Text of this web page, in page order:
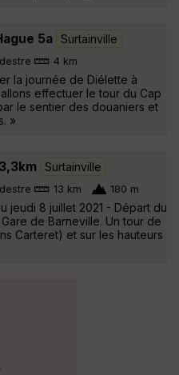
5a Surtainville
4 km
la journée de Diélette à
effectuer le tour du Cap
le sentier des douaniers et
»
Surtainville
13 km 180 m
jeudi 8 juillet 2021 - Départ du
de Barneville. Un tour de
Carteret) et sur les hauteurs